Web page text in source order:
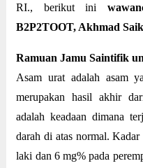
RI., berikut ini
B2P2TOOT, Akhmad
Ramuan Jamu Saintifik
Asam urat adalah asam
merupakan hasil akhir
adalah keadaan dimana
darah di atas normal.
laki dan 6 mg% pada